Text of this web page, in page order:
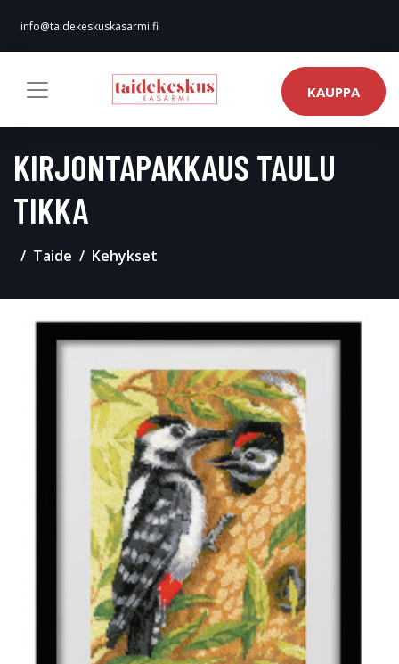
info@taidekeskuskasarmi.fi
KAUPPA
KIRJONTAPAKKAUS TAULU
TIKKA
Taide Kehykset